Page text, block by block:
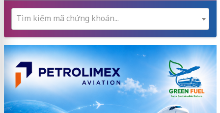
Tìm kiếm mã chứng khoán...